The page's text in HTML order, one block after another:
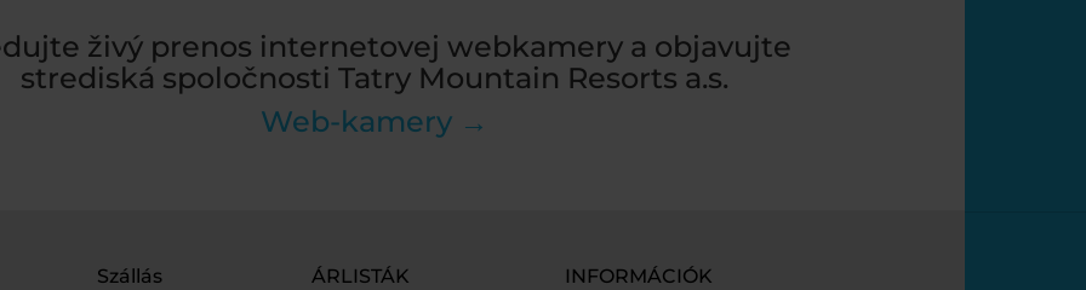
živý prenos internetovej webkamery a objavujte
strediská spoločnosti Tatry Mountain Resorts a.s.
Web-kamery →
Szállás ÁRLISTÁK INFORMÁCIÓK